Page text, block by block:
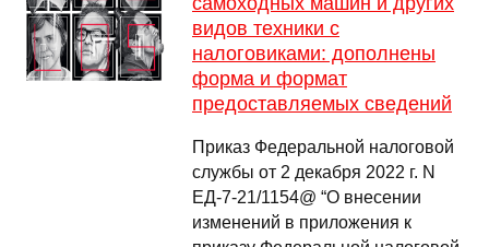
видов техники с
налоговиками: дополнены
форма и формат
предоставляемых сведений
Приказ Федеральной налоговой
службы от 2 декабря 2022 г. N
ЕД-7-21/1154@ “О внесении
изменений в приложения к